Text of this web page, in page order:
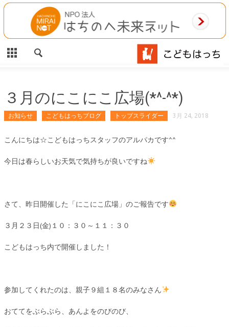
CLOSE
HOME
相談事業
MAP
お問合わせ
３月のにこにこ広場(*^-^*)
お知らせ こどもはっちブログ トップスライダー 3月 24, 2018
こんにちは☆こどもはっちスタッフのアルパカです^^
今日は春らしいお天気で気持ちが良いですね
さて、昨日開催した「にこにこ広場」のご報告です
３月２３日(金)１０：３０～１１：３０
こどもはっち内で開催しました！
参加してくれたのは、親子９組１８名のみなさん
おててをぶらぶら、あんよをのびのび、